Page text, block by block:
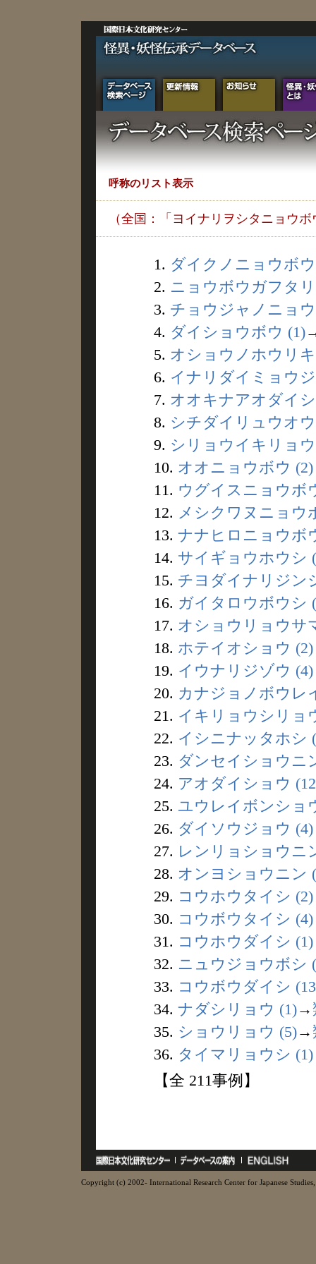
呼称のリスト表示
（全国：「ヨイナリヲシタニョウ
1. ダイクノニョウボ
2. ニョウボウガフタ
3. チョウジャノニョ
4. ダイショウボウ (1)
5. オショウノホウリ
6. イナリダイミョウ
7. オオキナアオダイ
8. シチダイリュウオ
9. シリョウイキリョ
10. オオニョウボウ (2)
11. ウグイスニョウボ
12. メシクワヌニョウ
13. ナナヒロニョウボ
14. サイギョウホウシ
15. チヨダイナリジン
16. ガイタロウボウシ
17. オショウリョウサ
18. ホテイオショウ (2)
19. イウナリジゾウ (4)
20. カナジョノボウレ
21. イキリョウシリョ
22. イシニナッタホシ
23. ダンセイショウニ
24. アオダイショウ
25. ユウレイボンショ
26. ダイソウジョウ (4)
27. レンリョショウニ
28. オンヨショウニン
29. コウホウタイシ (2)
30. コウボウタイシ (4)
31. コウホウダイシ (1)
32. ニュウジョウボシ
33. コウボウダイシ
34. ナダシリョウ (1)→
35. ショウリョウ (5)→
36. タイマリョウシ (1)
【全 211事例】
Copyright (c) 2002- International Research Center for Japanese